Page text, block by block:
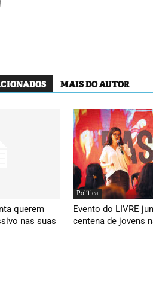
MAIS DO AUTOR
querem
nas suas
Política
Evento do LIVRE
centena de jovens